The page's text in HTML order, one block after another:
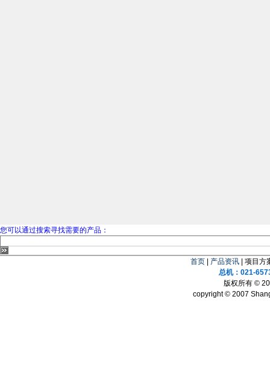
您可以通过搜索寻找需要的产品：
首页 产品资讯 | 项目方
总机：021-
版权所有 ©
copyright © 2007